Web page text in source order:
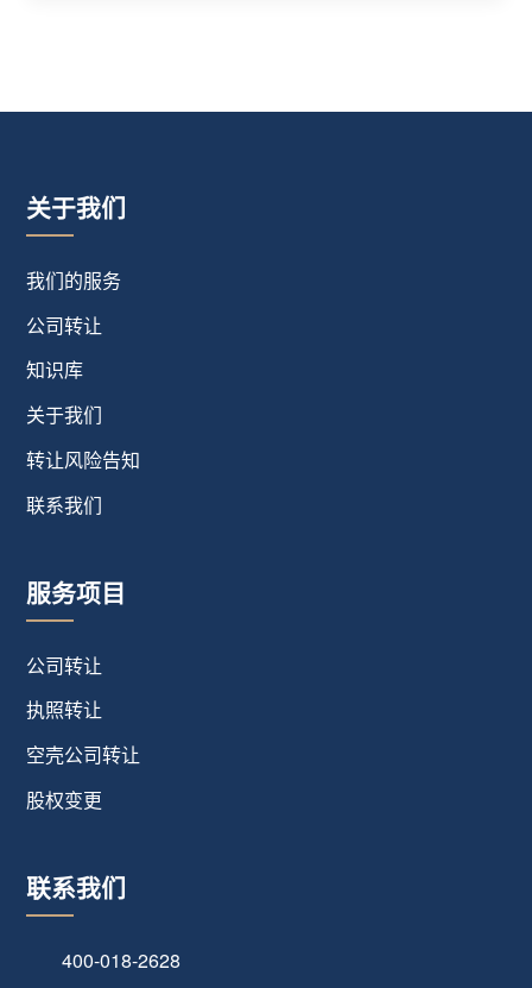
关于我们
我们的服务
公司转让
知识库
关于我们
转让风险告知
联系我们
服务项目
公司转让
执照转让
空壳公司转让
股权变更
联系我们
400-018-2628